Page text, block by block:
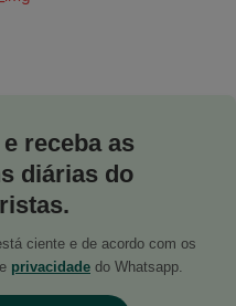
receba as
diárias do
ciente e de acordo com os
e privacidade do Whatsapp.